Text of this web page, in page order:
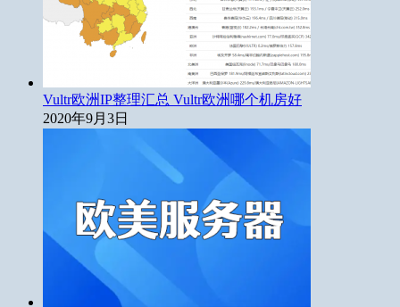
Vultr欧洲IP整理汇总 Vultr欧洲哪个机房好
2020年9月3日